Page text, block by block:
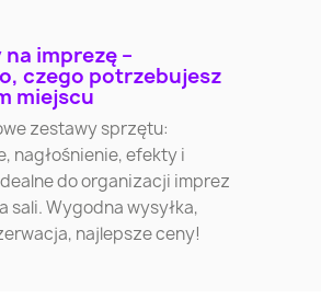
imprezę –
czego potrzebujesz
miejscu
zestawy sprzętu:
nagłośnienie, efekty i
do organizacji imprez
sali. Wygodna wysyłka,
najlepsze ceny!